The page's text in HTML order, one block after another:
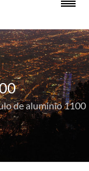
de aluminio 1100